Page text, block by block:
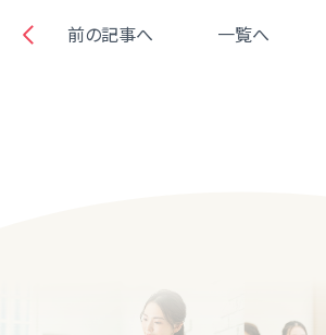
前の記事へ 一覧へ